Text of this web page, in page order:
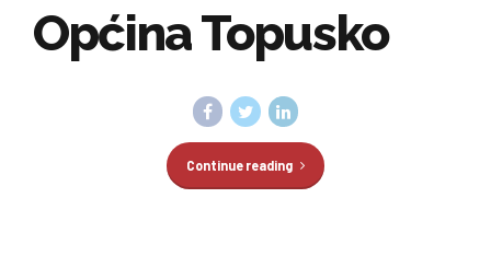
Općina Topusko
Continue reading